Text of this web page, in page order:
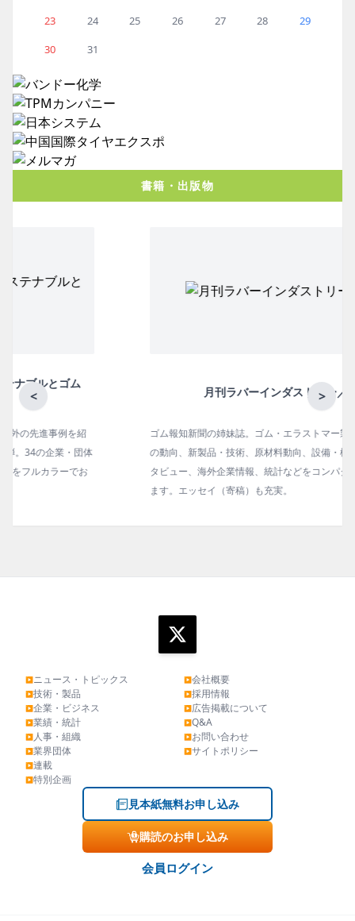
23
24 25 26 27 28
29
30
31
書籍・出版物
< >
月刊ラバーインダストリー／単品
ゴム報知新聞の姉妹誌。ゴム・エラストマー製品・市場分野別
の動向、新製品・技術、原材料動向、設備・機械の紹介、イン
タビュー、海外企業情報、統計などをコンパクトに掲載してい
ます。エッセイ（寄稿）も充実。
▶ニュース・トピックス
▶技術・製品
▶企業・ビジネス
▶業績・統計
▶人事・組織
▶業界団体
▶連載
▶特別企画
▶会社概要
▶採用情報
▶広告掲載について
▶Q&A
▶お問い合わせ
▶サイトポリシー
見本紙無料お申し込み
購読のお申し込み
会員ログイン